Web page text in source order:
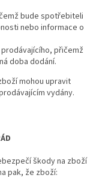
bude spotřebiteli
nebo informace o
přičemž
doba dodání.
mohou upravit
vydány.
škody na zboží
pak, že zboží: